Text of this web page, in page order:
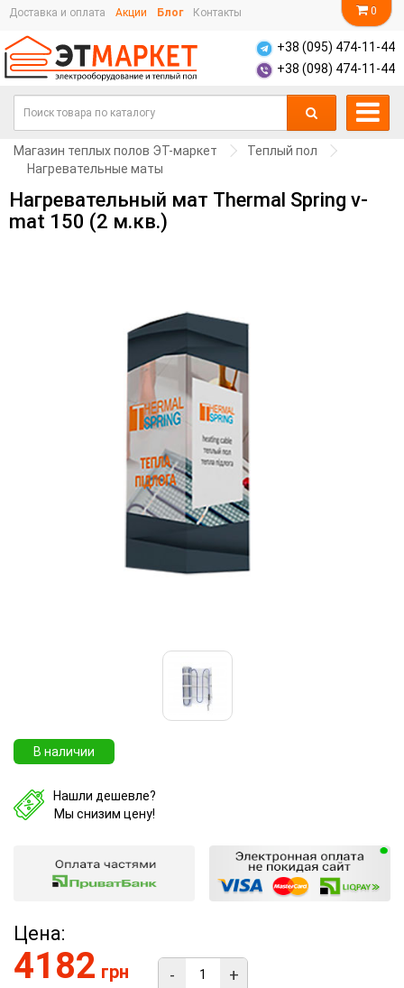
0
Доставка и оплата Акции Блог Контакты
+38 (095) 474-11-44
+38 (098) 474-11-44
Магазин теплых полов ЭТ-маркет
Теплый пол
Нагревательные маты
Нагревательный мат Thermal Spring v-
mat 150 (2 м.кв.)
В наличии
Нашли дешевле?
Мы снизим цену!
Цена:
4182 грн - +